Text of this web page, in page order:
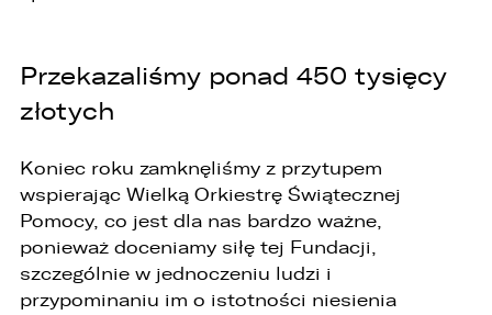
Przekazaliśmy ponad 450 tysięcy
złotych
Koniec roku zamknęliśmy z przytupem
wspierając Wielką Orkiestrę Świątecznej
Pomocy, co jest dla nas bardzo ważne,
ponieważ doceniamy siłę tej Fundacji,
szczególnie w jednoczeniu ludzi i
przypominaniu im o istotności niesienia
Prezesa Urzędu Ochrony Danych Osobowych
(PUODO) w uzasadnionych przypadkach
stwierdzenia przetwarzania Państwa danych
4. Podanie danych osobowych jest
dobrowolne, jednakże Ich brak uniemożliwi
realizację powyższych celów oraz kontakt z
Państwem.
5. Dane udostępnione przez Państwa nie będą
przetwarzane w sposób zautomatyzowany i nie
będą podlegały profilowaniu.